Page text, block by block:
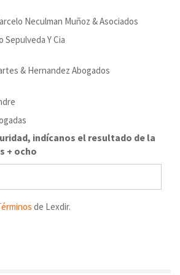
Neculman Muñoz & Asociados
Sepulveda Y Cia
& Hernandez Abogados
indícanos el resultado de la
+ ocho
de Lexdir.